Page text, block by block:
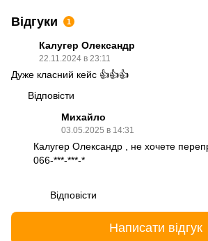
Відгуки 1
Калугер Олександр
22.11.2024 в 23:11
Дуже класний кейс 👍👍👍
Відповісти
Михайло
03.05.2025 в 14:31
Калугер Олександр , не хочете
066-***-***-*
Відповісти
Написати відгук